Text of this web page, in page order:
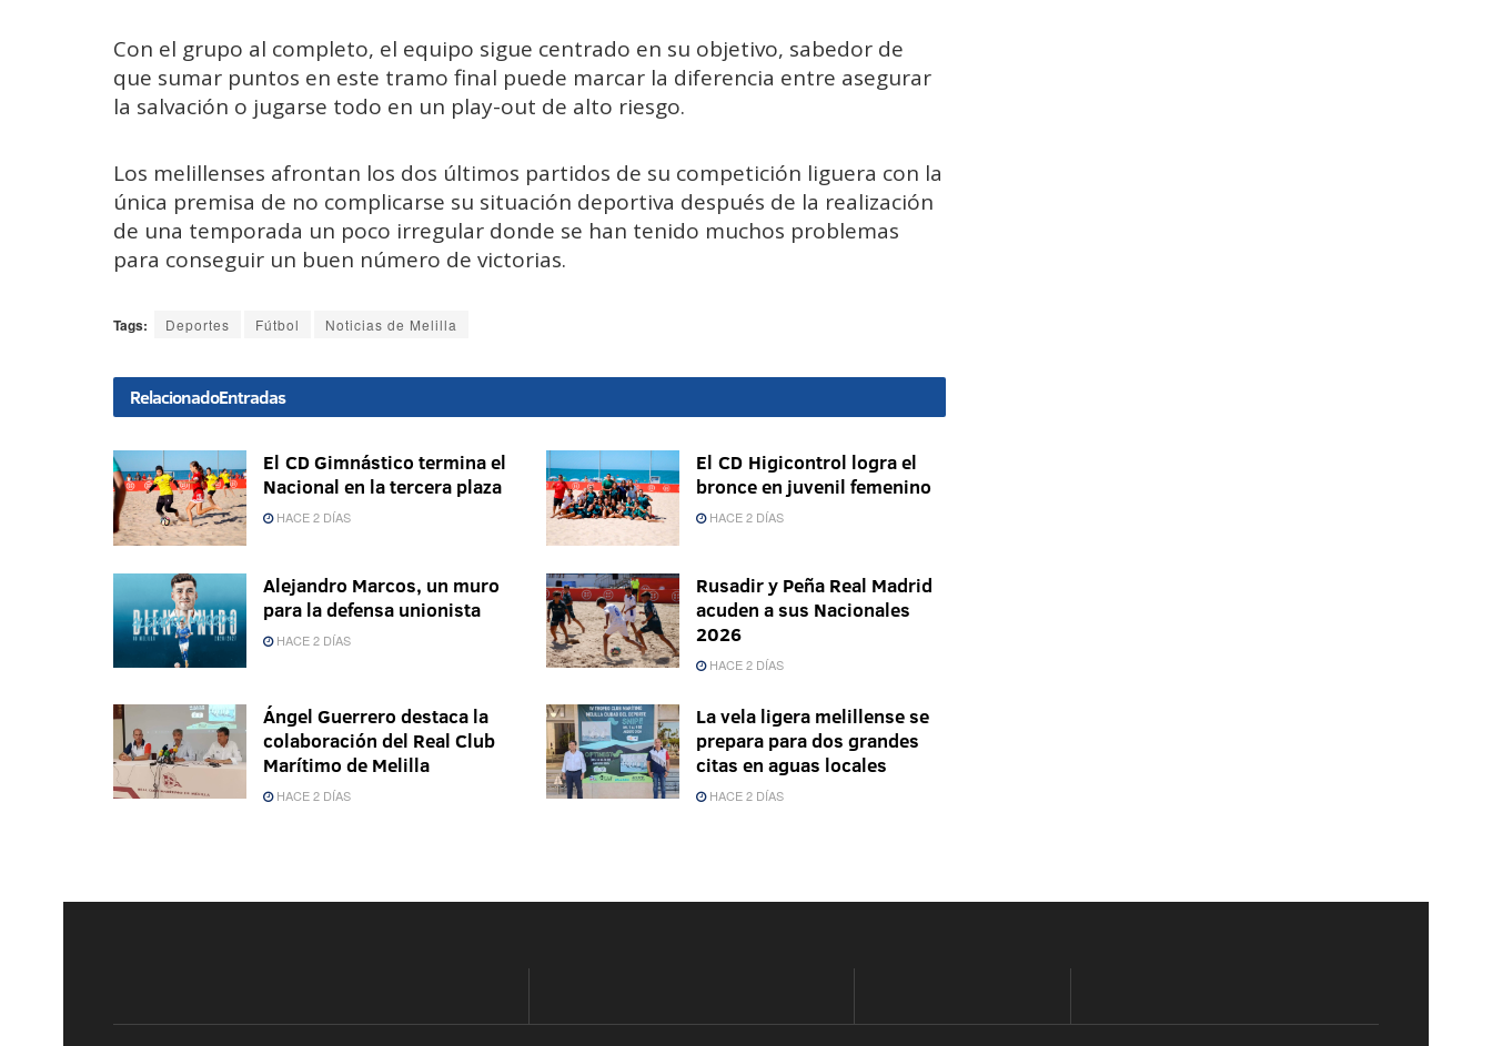
Con el grupo al completo, el equipo sigue centrado en su objetivo, sabedor de
que sumar puntos en este tramo final puede marcar la diferencia entre asegurar
la salvación o jugarse todo en un play-out de alto riesgo.
Los melillenses afrontan los dos últimos partidos de su competición liguera con la
única premisa de no complicarse su situación deportiva después de la realización
de una temporada un poco irregular donde se han tenido muchos problemas
para conseguir un buen número de victorias.
Tags: Deportes Fútbol Noticias de Melilla
RelacionadoEntradas
El CD Gimnástico termina el
Nacional en la tercera plaza
HACE 2 DÍAS
El CD Higicontrol logra el
bronce en juvenil femenino
HACE 2 DÍAS
Alejandro Marcos, un muro
para la defensa unionista
HACE 2 DÍAS
Rusadir y Peña Real Madrid
acuden a sus Nacionales
2026
HACE 2 DÍAS
Ángel Guerrero destaca la
colaboración del Real Club
Marítimo de Melilla
HACE 2 DÍAS
La vela ligera melillense se
prepara para dos grandes
citas en aguas locales
HACE 2 DÍAS